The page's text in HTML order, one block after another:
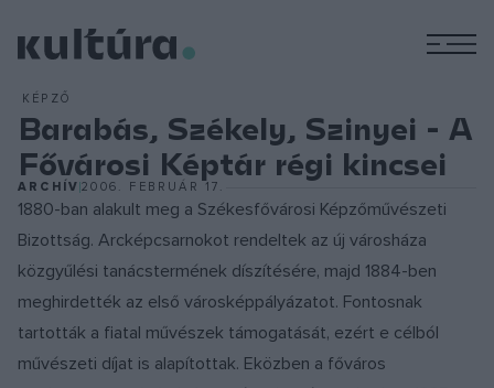
KÉPZŐ
Barabás, Székely, Szinyei - A
Fővárosi Képtár régi kincsei
ARCHÍV2006. FEBRUÁR 17.
1880-ban alakult meg a Székesfővárosi Képzőművészeti
Bizottság. Arcképcsarnokot rendeltek az új városháza
közgyűlési tanácstermének díszítésére, majd 1884-ben
meghirdették az első városképpályázatot. Fontosnak
tartották a fiatal művészek támogatását, ezért e célból
művészeti díjat is alapítottak. Eközben a főváros